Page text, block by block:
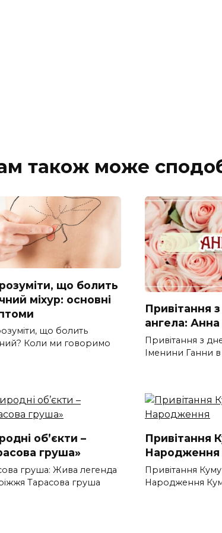
також може
що болить
міхур: основні
що болить
Коли ми говоримо
Привітання
ангела: Анна
Привітання з
Іменини Ганни в
об’єкти –
груша»
груша: Жива легенда
Тарасова груша
Привітання
Народження
Привітання
Народження